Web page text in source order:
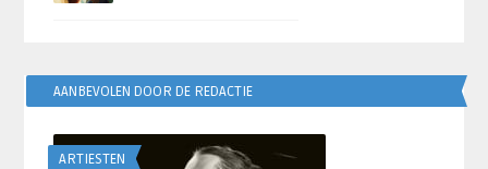
AANBEVOLEN DOOR DE REDACTIE
ARTIESTEN